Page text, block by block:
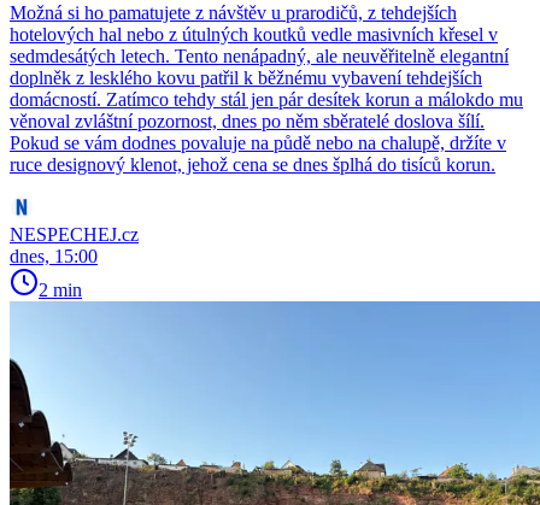
Možná si ho pamatujete z návštěv u prarodičů, z tehdejších
hotelových hal nebo z útulných koutků vedle masivních křesel v
sedmdesátých letech. Tento nenápadný, ale neuvěřitelně elegantní
doplněk z lesklého kovu patřil k běžnému vybavení tehdejších
domácností. Zatímco tehdy stál jen pár desítek korun a málokdo mu
věnoval zvláštní pozornost, dnes po něm sběratelé doslova šílí.
Pokud se vám dodnes povaluje na půdě nebo na chalupě, držíte v
ruce designový klenot, jehož cena se dnes šplhá do tisíců korun.
NESPECHEJ.cz
dnes, 15:00
2 min